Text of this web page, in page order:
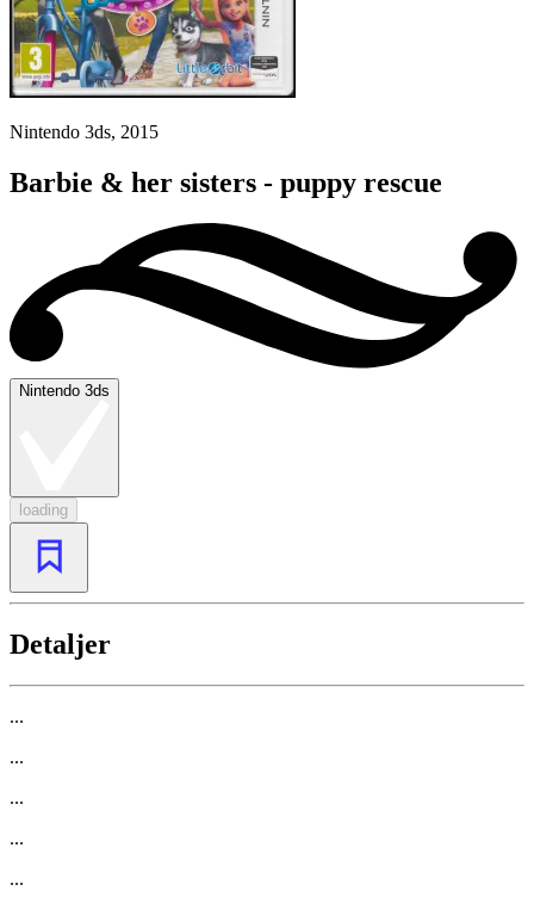
Nintendo 3ds, 2015
Barbie & her sisters - puppy rescue
Nintendo 3ds
loading
Detaljer
...
...
...
...
...